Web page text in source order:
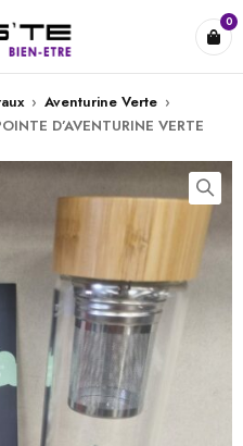
0
› Aventurine Verte ›
D’AVENTURINE VERTE